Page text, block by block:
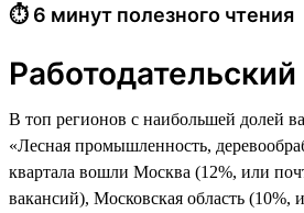
⏱ 6 минут полезного чтения
В топ регионов с наибольшей долей
«Лесная промышленность,
квартала вошли Москва (12%, или
вакансий), Московская область (10%,